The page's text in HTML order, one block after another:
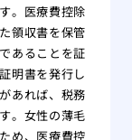
。医療費控除
領収書を保管
あることを証
明書を発行し
あれば、税務
。女性の薄毛
め、医療費控